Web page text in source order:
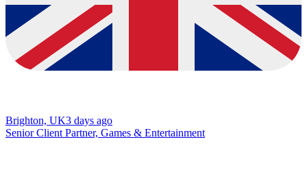
Brighton, UK3 days ago
Senior Client Partner, Games & Entertainment